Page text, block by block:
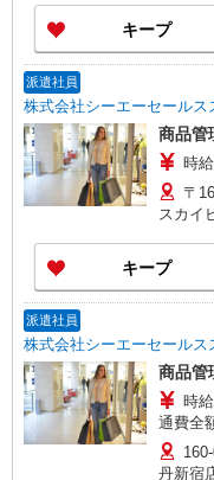
キープ
派遣社員
株式会社シーエーセールス
商品管
〒
スカイ
キープ
派遣社員
株式会社シーエーセール
商品管
時給
通費全
時間30
ご経験
丹新宿